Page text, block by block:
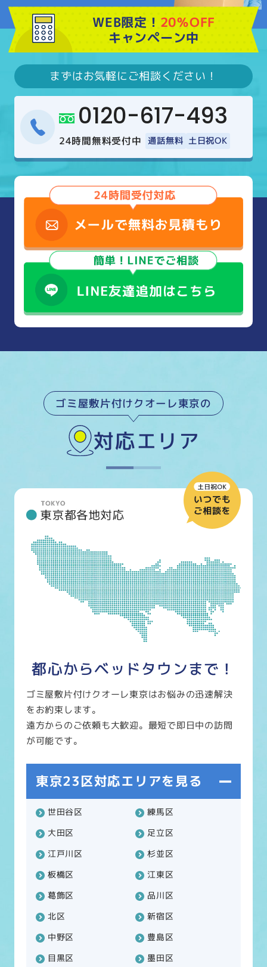
WEB限定！ 20％OFF
キャンペーン中
まずはお気軽にご相談ください！
0120-617-493
24時間無料受付中 通話無料 土日祝OK
ゴミ屋敷片付けクオーレ東京の
対応エリア
都心からベッドタウンまで！
ゴミ屋敷片付けクオーレ東京はお悩みの迅速解決
をお約束します。
遠方からのご依頼も大歓迎。最短で即日中の訪問
が可能です。
東京23区対応エリアを見る
世田谷区
練馬区
大田区
足立区
江戸川区
杉並区
板橋区
江東区
葛飾区
品川区
北区
新宿区
中野区
豊島区
目黒区
墨田区